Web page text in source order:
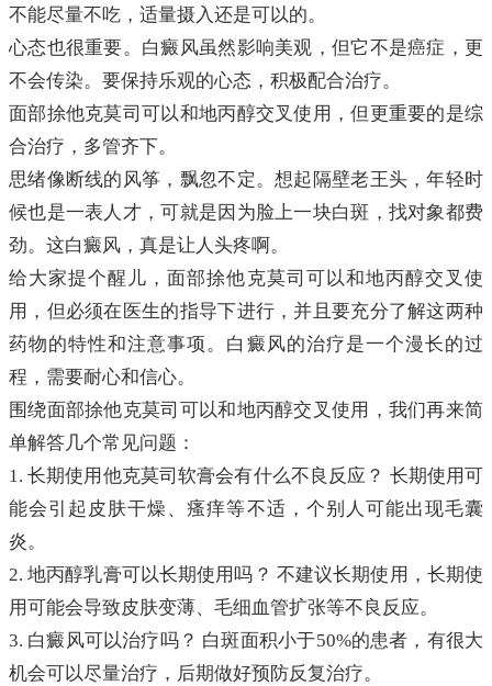
不能尽量不吃，适量摄入还是可以的。
心态也很重要。白癜风虽然影响美观，但它不是癌症，更
不会传染。要保持乐观的心态，积极配合治疗。
面部捈他克莫司可以和地丙醇交叉使用，但更重要的是综
合治疗，多管齐下。
思绪像断线的风筝，飘忽不定。想起隔壁老王头，年轻时
候也是一表人才，可就是因为脸上一块白斑，找对象都费
劲。这白癜风，真是让人头疼啊。
给大家提个醒儿，面部捈他克莫司可以和地丙醇交叉使
用，但必须在医生的指导下进行，并且要充分了解这两种
药物的特性和注意事项。白癜风的治疗是一个漫长的过
程，需要耐心和信心。
围绕面部捈他克莫司可以和地丙醇交叉使用，我们再来简
单解答几个常见问题：
1. 长期使用他克莫司软膏会有什么不良反应？ 长期使用可
能会引起皮肤干燥、瘙痒等不适，个别人可能出现毛囊
炎。
2. 地丙醇乳膏可以长期使用吗？ 不建议长期使用，长期使
用可能会导致皮肤变薄、毛细血管扩张等不良反应。
3. 白癜风可以治疗吗？ 白斑面积小于50%的患者，有很大
机会可以尽量治疗，后期做好预防反复治疗。